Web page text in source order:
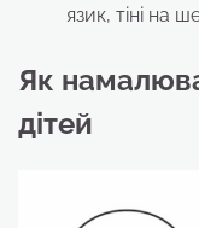
язик, тіні на
Як
дітей